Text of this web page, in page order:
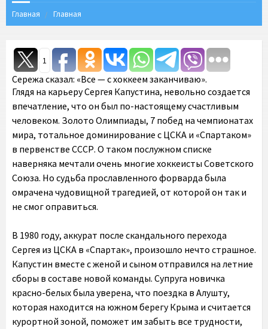
Главная Главная
1
Сережа сказал: «Все — с хоккеем заканчиваю».
Глядя на карьеру Сергея Капустина, невольно создается
впечатление, что он был по-настоящему счастливым
человеком. Золото Олимпиады, 7 побед на чемпионатах
мира, тотальное доминирование с ЦСКА и «Спартаком»
в первенстве СССР. О таком послужном списке
наверняка мечтали очень многие хоккеисты Советского
Союза. Но судьба прославленного форварда была
омрачена чудовищной трагедией, от которой он так и
не смог оправиться.
В 1980 году, аккурат после скандального перехода
Сергея из ЦСКА в «Спартак», произошло нечто страшное.
Капустин вместе с женой и сыном отправился на летние
сборы в составе новой команды. Супруга новичка
красно-белых была уверена, что поездка в Алушту,
которая находится на южном берегу Крыма и считается
курортной зоной, поможет им забыть все трудности,